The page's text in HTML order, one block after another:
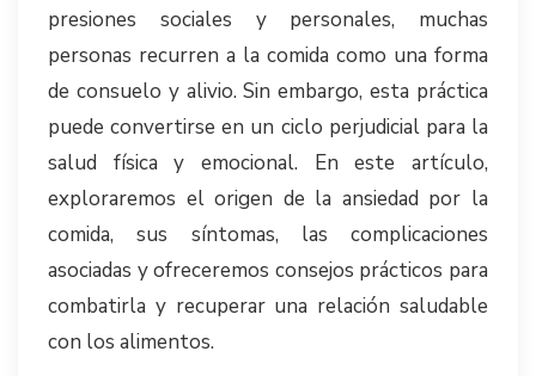
presiones sociales y personales, muchas
personas recurren a la comida como una forma
de consuelo y alivio. Sin embargo, esta práctica
puede convertirse en un ciclo perjudicial para la
salud física y emocional. En este artículo,
exploraremos el origen de la ansiedad por la
comida, sus síntomas, las complicaciones
asociadas y ofreceremos consejos prácticos para
combatirla y recuperar una relación saludable
con los alimentos.